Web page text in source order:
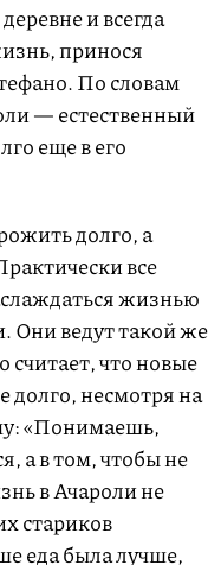
и всегда
принося
По словам
— естественный
еще в его
долго, а
все
жизнью
Они ведут такой же
считает, что новые
долго, несмотря на
«Понимаешь,
а в том, чтобы не
в Ачароли не
стариков
еда была лучше,